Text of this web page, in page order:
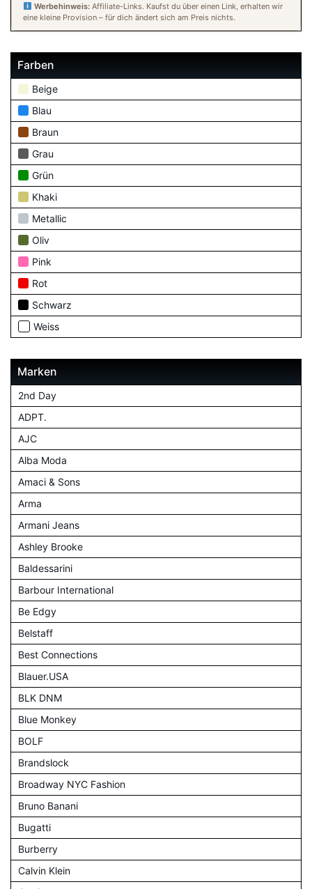
Werbehinweis:Affiliate-Links. Kaufst du über einen Link, erhalten wir
eine kleine Provision – für dich ändert sich am Preis nichts.
Farben
Beige
Blau
Braun
Grau
Grün
Khaki
Metallic
Oliv
Pink
Rot
Schwarz
Weiss
Marken
2nd Day
ADPT.
AJC
Alba Moda
Amaci & Sons
Arma
Armani Jeans
Ashley Brooke
Baldessarini
Barbour International
Be Edgy
Belstaff
Best Connections
Blauer.USA
BLK DNM
Blue Monkey
BOLF
Brandslock
Broadway NYC Fashion
Bruno Banani
Bugatti
Burberry
Calvin Klein